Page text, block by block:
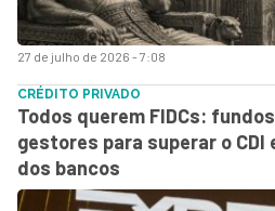
27 de julho de 2026 - 7:08
CRÉDITO PRIVADO
Todos querem FIDCs:
gestores para superar o CDI
dos bancos